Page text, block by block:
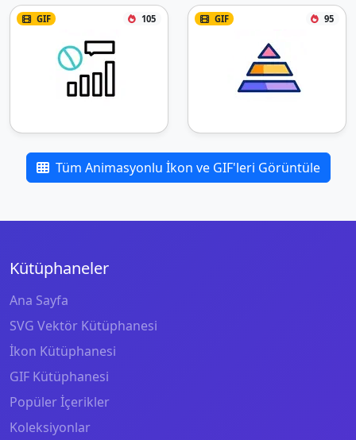
GIF 105 GIF 95
Tüm Animasyonlu İkon ve GIF'leri Görüntüle
Kütüphaneler
Ana Sayfa
SVG Vektör Kütüphanesi
İkon Kütüphanesi
GIF Kütüphanesi
Popüler İçerikler
Koleksiyonlar